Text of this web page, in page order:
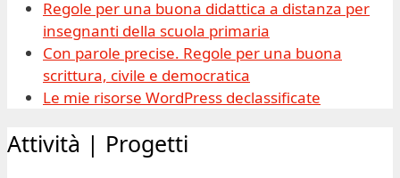
Regole per una buona didattica a distanza per
insegnanti della scuola primaria
Con parole precise. Regole per una buona
scrittura, civile e democratica
Le mie risorse WordPress declassificate
Attività | Progetti